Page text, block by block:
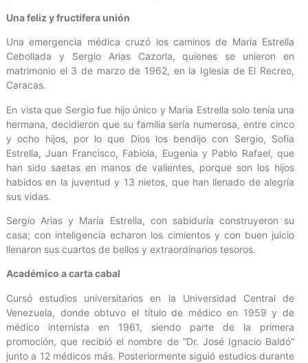
Una feliz y fructífera unión
Una emergencia médica cruzó los caminos de María Estrella
Cebollada y Sergio Arias Cazorla, quienes se unieron en
matrimonio el 3 de marzo de 1962, en la Iglesia de El Recreo,
Caracas.
En vista que Sergio fue hijo único y Maria Estrella solo tenía una
hermana, decidieron que su familia sería numerosa, entre cinco
y ocho hijos, por lo que Dios los bendijo con Sergio, Sofia
Estrella, Juan Francisco, Fabiola, Eugenia y Pablo Rafael, que
han sido saetas en manos de valientes, porque son los hijos
habidos en la juventud y 13 nietos, que han llenado de alegría
sus vidas.
Sergio Arias y María Estrella, con sabiduría construyeron su
casa; con inteligencia echaron los cimientos y con buen juicio
llenaron sus cuartos de bellos y extraordinarios tesoros.
Académico a carta cabal
Cursó estudios universitarios en la Universidad Central de
Venezuela, donde obtuvo el título de médico en 1959 y de
médico internista en 1961, siendo parte de la primera
promoción, que recibió el nombre de “Dr. José Ignacio Baldó”
junto a 12 médicos más. Posteriormente siguió estudios durante